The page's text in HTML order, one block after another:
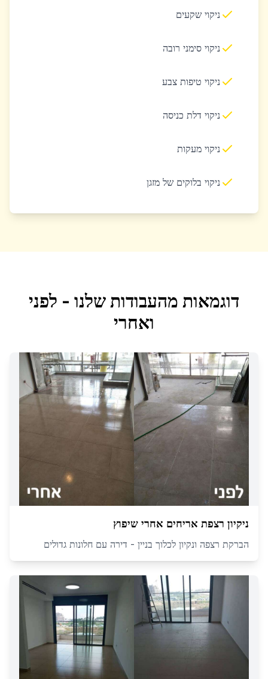
ניקוי שקעים
ניקוי סימני רובה
ניקוי טיפות צבע
ניקוי דלת כניסה
ניקוי מעקות
ניקוי בלוקים של מזגן
דוגמאות מהעבודות שלנו - לפני
ואחרי
ניקיון רצפת אריחים אחרי שיפוץ
הברקת רצפה ונקיון לכלוך בניין - דירה עם חלונות גדולים